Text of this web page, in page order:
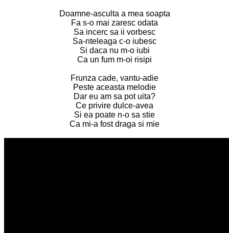
Doamne-asculta a mea soapta
Fa s-o mai zaresc odata
Sa incerc sa ii vorbesc
Sa-nteleaga c-o iubesc
Si daca nu m-o iubi
Ca un fum m-oi risipi
Frunza cade, vantu-adie
Peste aceasta melodie
Dar eu am sa pot uita?
Ce privire dulce-avea
Si ea poate n-o sa stie
Ca mi-a fost draga si mie